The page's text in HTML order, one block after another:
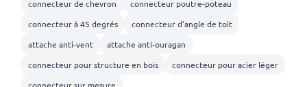
connecteur de chevron
connecteur poutre-poteau
connecteur à 45 degrés
connecteur d'angle de toit
attache anti-vent
attache anti-ouragan
connecteur pour structure en bois
connecteur pour acier léger
connecteur sur mesure